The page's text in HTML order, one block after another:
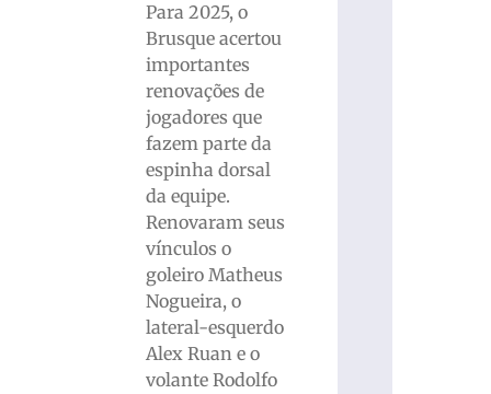
Para 2025, o
Brusque acertou
importantes
renovações de
jogadores que
fazem parte da
espinha dorsal
da equipe.
Renovaram seus
vínculos o
goleiro Matheus
Nogueira, o
lateral-esquerdo
Alex Ruan e o
volante Rodolfo